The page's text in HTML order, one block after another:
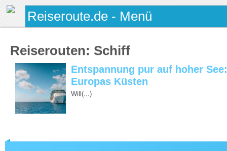
Reiserouten: Schiff
Entspannung pur auf hoher
Europas Küsten
Will(...)